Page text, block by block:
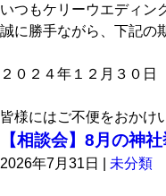
いつもケリーウエディン
誠に勝手ながら、下記の
２０２４年１２月３０日
皆様にはご不便をおかけ
【相談会】8月の神
2026年7月31日 未分類